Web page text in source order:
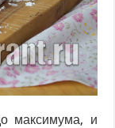
максимума, и